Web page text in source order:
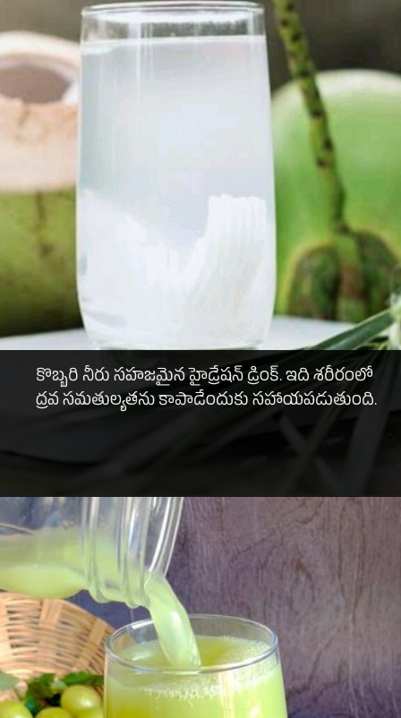
కొబ్బరి నీరు సహజమైన హైడ్రేషన్ డ్రింక్. ఇది శరీరంలో
ద్రవ సమతుల్యతను కాపాడేందుకు సహాయపడుతుంది.